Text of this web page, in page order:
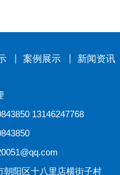
案例展示 新闻资讯
13146247768
阳区十八里店横街子村